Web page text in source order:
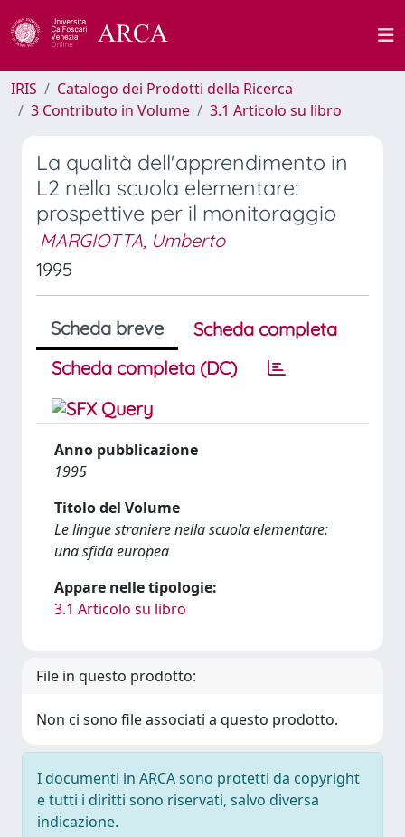
IRIS
Catalogo dei Prodotti della Ricerca
3 Contributo in Volume
3.1 Articolo su libro
La qualità dell'apprendimento in
L2 nella scuola elementare:
prospettive per il monitoraggio
MARGIOTTA, Umberto
1995
Scheda breve
Scheda completa
Scheda completa (DC)
Anno pubblicazione
1995
Titolo del Volume
Le lingue straniere nella scuola elementare:
una sfida europea
Appare nelle tipologie:
3.1 Articolo su libro
File in questo prodotto:
Non ci sono file associati a questo prodotto.
I documenti in ARCA sono protetti da copyright
e tutti i diritti sono riservati, salvo diversa
indicazione.